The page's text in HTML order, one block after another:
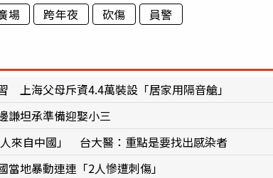
場 跨年夜 砍傷 員警
上海父母斥資4.4萬裝設「居家用隔音艙」
坦承準備迎娶小三
來自中國」 台大醫：重點是要找出感染者
地暴動連連「2人慘遭刺傷」